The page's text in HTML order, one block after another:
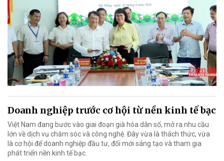
Doanh nghiệp trước cơ hội từ nền kinh tế bạc
Việt Nam đang bước vào giai đoạn già hóa dân số, mở ra nhu cầu
lớn về dịch vụ chăm sóc và công nghệ. Đây vừa là thách thức, vừa
là cơ hội để doanh nghiệp đầu tư, đổi mới sáng tạo và tham gia
phát triển nền kinh tế bạc.